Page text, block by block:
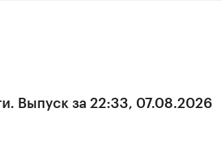
Выпуск за 22:33, 07.08.2026